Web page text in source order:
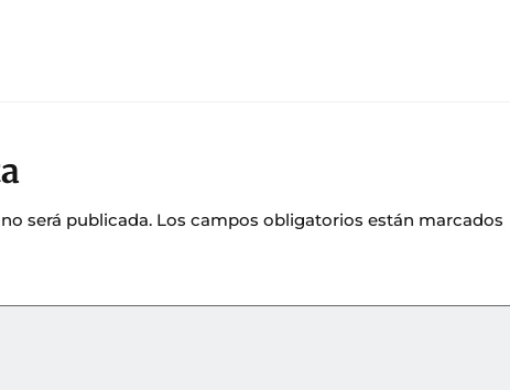
será publicada. Los campos obligatorios están marcados